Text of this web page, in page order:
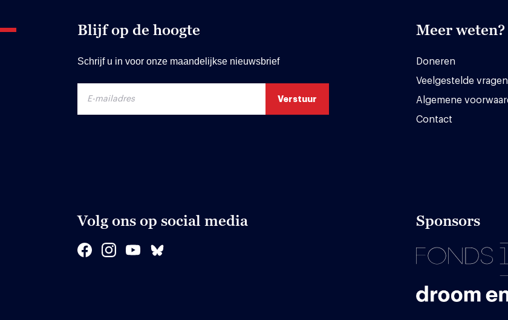
Blijf op de hoogte
Schrijf u in voor onze maandelijkse nieuwsbrief
Meer weten?
Doneren
Veelgestelde vragen
Algemene
Contact
Volg ons op social media Sponsors